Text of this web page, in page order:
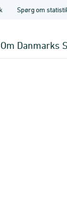
Spørg om
Om Danmarks